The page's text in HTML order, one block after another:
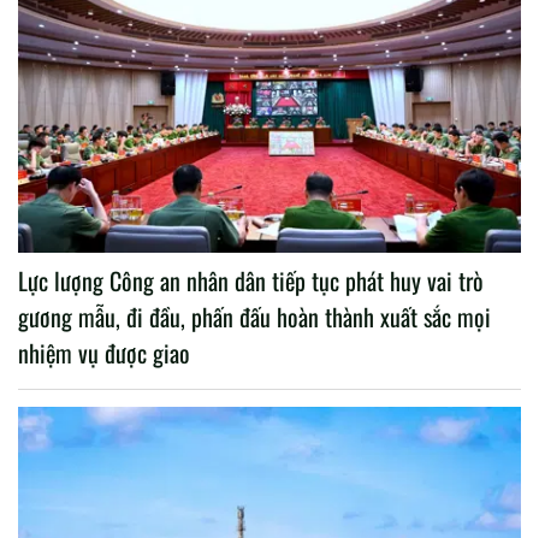
Lực lượng Công an nhân dân tiếp tục phát huy vai trò
gương mẫu, đi đầu, phấn đấu hoàn thành xuất sắc mọi
nhiệm vụ được giao